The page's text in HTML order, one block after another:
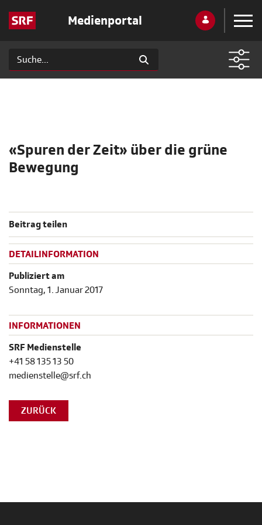
Medienportal
«Spuren der Zeit» über die grüne
Bewegung
Beitrag teilen
DETAILINFORMATION
Publiziert am
Sonntag, 1. Januar 2017
INFORMATIONEN
SRF Medienstelle
+41 58 135 13 50
medienstelle@srf.ch
ZURÜCK